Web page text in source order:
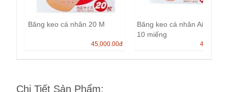
Băng keo cá nhân 20 M
45,000.00đ
Băng keo cá nhân Aid
10 miếng
45,000.00
Chi Tiết Sản Phẩm: